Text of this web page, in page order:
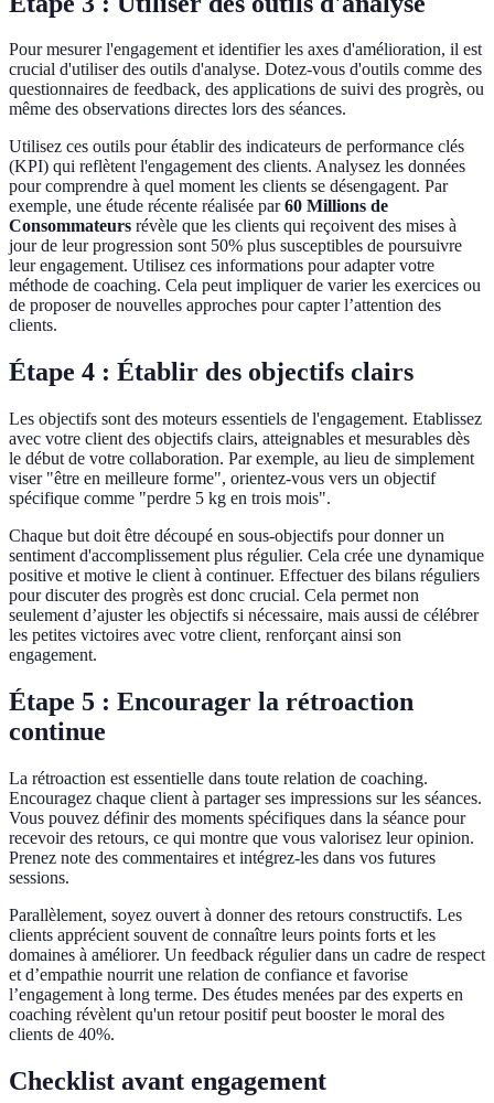
Pour mesurer l'engagement et identifier les axes d'amélioration, il est
crucial d'utiliser des outils d'analyse. Dotez-vous d'outils comme des
questionnaires de feedback, des applications de suivi des progrès, ou
même des observations directes lors des séances.
Utilisez ces outils pour établir des indicateurs de performance clés
(KPI) qui reflètent l'engagement des clients. Analysez les données
pour comprendre à quel moment les clients se désengagent. Par
exemple, une étude récente réalisée par60 Millions de
Consommateurs révèle que les clients qui reçoivent des mises à
jour de leur progression sont 50% plus susceptibles de poursuivre
leur engagement. Utilisez ces informations pour adapter votre
méthode de coaching. Cela peut impliquer de varier les exercices ou
de proposer de nouvelles approches pour capter l’attention des
clients.
Étape 4 : Établir des objectifs clairs
Les objectifs sont des moteurs essentiels de l'engagement. Etablissez
avec votre client des objectifs clairs, atteignables et mesurables dès
le début de votre collaboration. Par exemple, au lieu de simplement
viser "être en meilleure forme", orientez-vous vers un objectif
spécifique comme "perdre 5 kg en trois mois".
Chaque but doit être découpé en sous-objectifs pour donner un
sentiment d'accomplissement plus régulier. Cela crée une dynamique
positive et motive le client à continuer. Effectuer des bilans réguliers
pour discuter des progrès est donc crucial. Cela permet non
seulement d’ajuster les objectifs si nécessaire, mais aussi de célébrer
les petites victoires avec votre client, renforçant ainsi son
engagement.
Étape 5 : Encourager la rétroaction
continue
La rétroaction est essentielle dans toute relation de coaching.
Encouragez chaque client à partager ses impressions sur les séances.
Vous pouvez définir des moments spécifiques dans la séance pour
recevoir des retours, ce qui montre que vous valorisez leur opinion.
Prenez note des commentaires et intégrez-les dans vos futures
sessions.
Parallèlement, soyez ouvert à donner des retours constructifs. Les
clients apprécient souvent de connaître leurs points forts et les
domaines à améliorer. Un feedback régulier dans un cadre de respect
et d’empathie nourrit une relation de confiance et favorise
l’engagement à long terme. Des études menées par des experts en
coaching révèlent qu'un retour positif peut booster le moral des
clients de 40%.
Checklist avant engagement